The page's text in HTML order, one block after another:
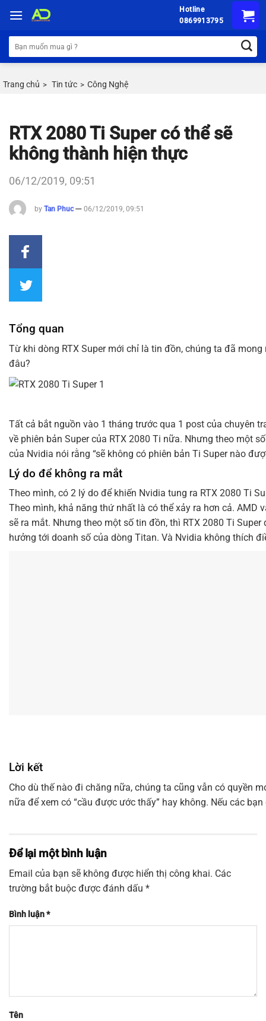
đến
nội
dung
Hotline
0869913795
Tìm
kiếm:
Trang chủ > Tin tức > Công Nghệ
RTX 2080 Ti Super có thể sẽ
không thành hiện thực
06/12/2019, 09:51
by Tan Phuc 06/12/2019, 09:51
Tổng quan
Từ khi dòng RTX Super mới chỉ là tin đồn, chúng ta đã
đâu?
Tất cả bắt nguồn vào 1 tháng trước qua 1 post của chuyên
về phiên bản Super của RTX 2080 Ti nữa. Nhưng theo một
của Nvidia nói rằng “sẽ không có phiên bản Ti Super nào
Lý do để không ra mắt
Theo mình, có 2 lý do để khiến Nvidia tung ra RTX 2080 Ti
Theo mình, khả năng thứ nhất là có thể xảy ra hơn cả.
sẽ ra mắt. Nhưng theo một số tin đồn, thì RTX 2080 Ti
hưởng tới doanh số của dòng Titan. Và Nvidia không thích
Lời kết
Cho dù thế nào đi chăng nữa, chúng ta cũng vẫn có quyền
nữa để xem có “cầu được ước thấy” hay không. Nếu các
Để lại một bình luận
Email của bạn sẽ không được hiển thị công khai. Các
trường bắt buộc được đánh dấu *
Bình luận*
Tên